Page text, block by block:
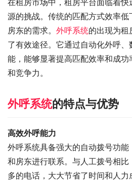
源的挑战。传统的匹配方式效率
房东的需求。 外呼系统的出现为租
了有效途径。它通过自动化外呼
能，能够显著提高匹配效率和成
和竞争力。
外呼系统的特点与优势
高效外呼能力
外呼系统具备强大的自动拨号功
和房东进行联系。与人工拨号相
多的电话，大大节省了时间和人力